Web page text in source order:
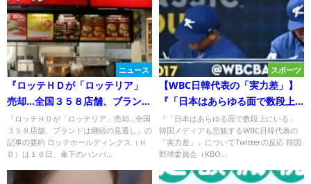
ニュース
『ロッテＨＤが「ロッテリア」
売却…全国３５８店舗、ブランド
は継続の見通し』について
Twitterの反応
『ロッテＨＤが「ロッテリア」売却…全国
３５８店舗、ブランドは継続の見通し』の
記事の要約 ロッテホールディングス（Ｈ
Ｄ）は１６日、傘下のハンバ...
スポーツ
【WBC日韓代表の「実力差」】
『「日本はあらゆる面で数段上
にいる」 韓国メディアも悲観
する』についてTwitterの反応
『「日本はあらゆる面で数段上にいる」
韓国メディアも悲観するWBC日韓代表の
「実力差」』についてTwitterの反応 韓国
野球委員会（KBO...